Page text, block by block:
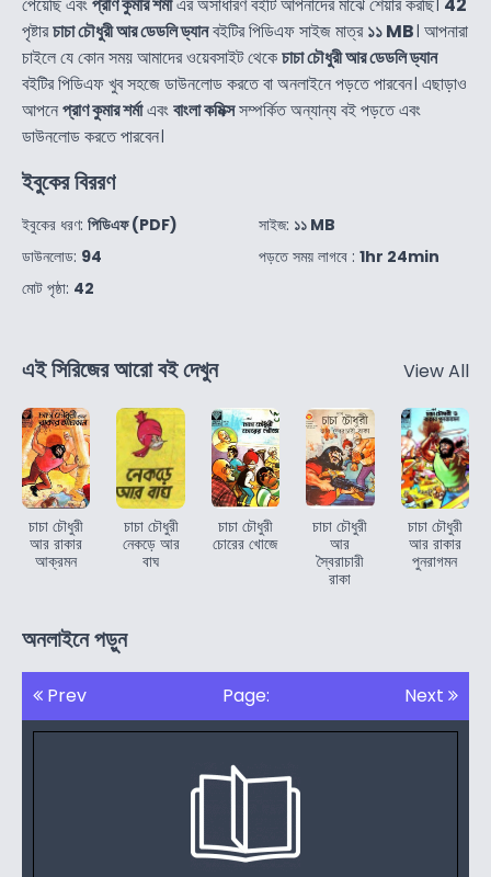
পৃষ্টারচাচা চৌধুরী আর ডেডলি ড্যানবইটির পিডিএফ সাইজ মাত্র১১ MB। আপনারা
চাইলে যে কোন সময় আমাদের ওয়েবসাইট থেকেচাচা চৌধুরী আর ডেডলি ড্যান
বইটির পিডিএফ খুব সহজে ডাউনলোড করতে বা অনলাইনে পড়তে পারবেন। এছাড়াও
আপনেপ্রাণ কুমার শর্মাএবংবাংলা কমিক্সসম্পর্কিত অন্যান্য বই পড়তে এবং
ডাউনলোড করতে পারবেন।
ইবুকের বিররণ
ইবুকের ধরণ: পিডিএফ (PDF)
ডাউনলোড: 94
মোট পৃষ্ঠা: 42
সাইজ: ১১ MB
পড়তে সময় লাগবে : 1hr 24min
এই সিরিজের আরো বই দেখুন View All
চাচা চৌধুরী
আর রাকার
আক্রমন
চাচা চৌধুরী
নেকড়ে আর
বাঘ
চাচা চৌধুরী
চোরের খোজে
চাচা চৌধুরী
আর
স্বৈরাচারী
রাকা
চাচা চৌধুরী
আর রাকার
পুনরাগমন
অনলাইনে পড়ুন
Prev Page: Next